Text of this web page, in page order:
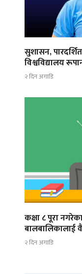
सुशासन,
विश्वविद्यालय
२ दिन अगाडि
कक्षा ८ पूरा
बालबालिकालाई
२ दिन अगाडि